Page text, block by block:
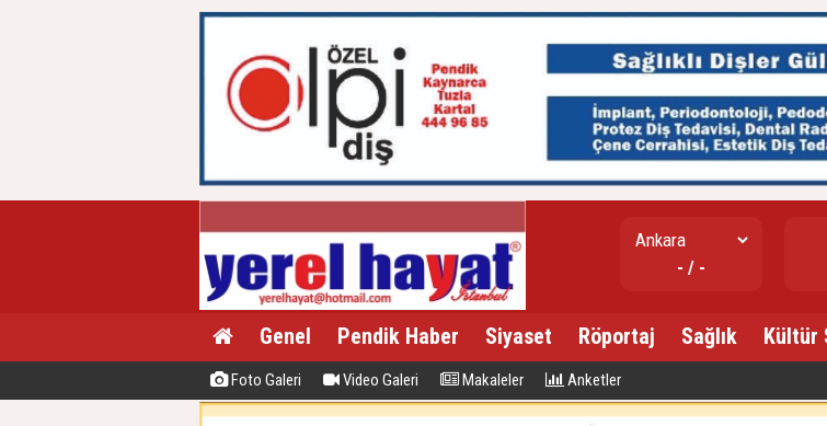
- / -
Genel Pendik Haber Siyaset Röportaj Sağlık Kültür
Foto Galeri Video Galeri Makaleler Anketler